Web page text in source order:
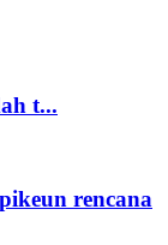
t...
rencana